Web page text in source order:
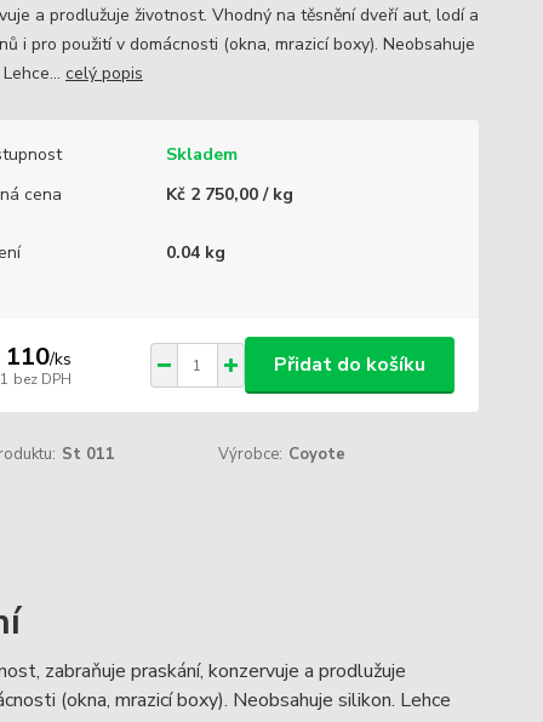
a prodlužuje životnost. Vhodný na těsnění dveří aut, lodí a
i pro použití v domácnosti (okna, mrazicí boxy). Neobsahuje
celý popis
Skladem
cena
Kč 2 750,00 / kg
0.04 kg
110/ks
bez DPH
Přidat do košíku
St 011 Výrobce: Coyote
zabraňuje praskání, konzervuje a prodlužuje
(okna, mrazicí boxy). Neobsahuje silikon. Lehce